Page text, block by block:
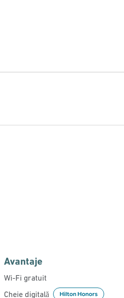
Avantaje
Wi-Fi gratuit
Cheie digitală
Hilton Honors